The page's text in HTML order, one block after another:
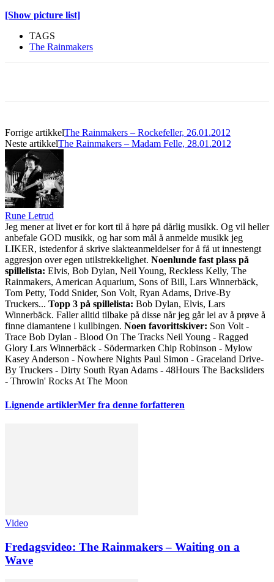
[Show picture list]
TAGS
The Rainmakers
Forrige artikkelThe Rainmakers – Rockefeller, 26.01.2012
Neste artikkelThe Rainmakers – Madam Felle, 28.01.2012
Rune Letrud
Jeg mener at livet er for kort til å høre på dårlig musikk. Og vil heller
anbefale GOD musikk, og har som mål å anmelde musikk jeg
LIKER, istedenfor å skrive slakteanmeldelser for å få ut innestengt
aggresjon over egen utilstrekkelighet. Noenlunde fast plass på
spillelista: Elvis, Bob Dylan, Neil Young, Reckless Kelly, The
Rainmakers, American Aquarium, Sons of Bill, Lars Winnerbäck,
Tom Petty, Todd Snider, Son Volt, Ryan Adams, Drive-By
Truckers... Topp 3 på spillelista: Bob Dylan, Elvis, Lars
Winnerbäck. Faller alltid tilbake på disse når jeg går lei av å prøve å
finne diamantene i kullbingen. Noen favorittskiver: Son Volt -
Trace Bob Dylan - Blood On The Tracks Neil Young - Ragged
Glory Lars Winnerbäck - Södermarken Chip Robinson - Mylow
Kasey Anderson - Nowhere Nights Paul Simon - Graceland Drive-
By Truckers - Dirty South Ryan Adams - 48Hours The Backsliders
- Throwin' Rocks At The Moon
Lignende artiklerMer fra denne forfatteren
Video
Fredagsvideo: The Rainmakers – Waiting on a
Wave